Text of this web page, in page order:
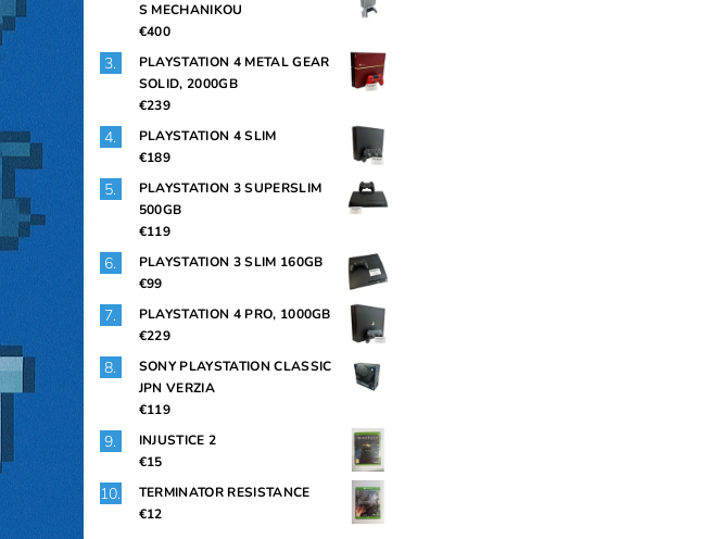
S MECHANIKOU
€400
PLAYSTATION 4 METAL GEAR
SOLID, 2000GB
€239
PLAYSTATION 4 SLIM
€189
PLAYSTATION 3 SUPERSLIM
500GB
€119
PLAYSTATION 3 SLIM 160GB
€99
PLAYSTATION 4 PRO, 1000GB
€229
SONY PLAYSTATION CLASSIC
JPN VERZIA
€119
INJUSTICE 2
€15
TERMINATOR RESISTANCE
€12